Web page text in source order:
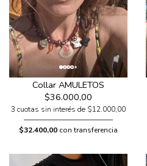
Collar AMULETOS
$36.000,00
3 cuotas sin interés de $12.000,00
$32.400,00 con transferencia